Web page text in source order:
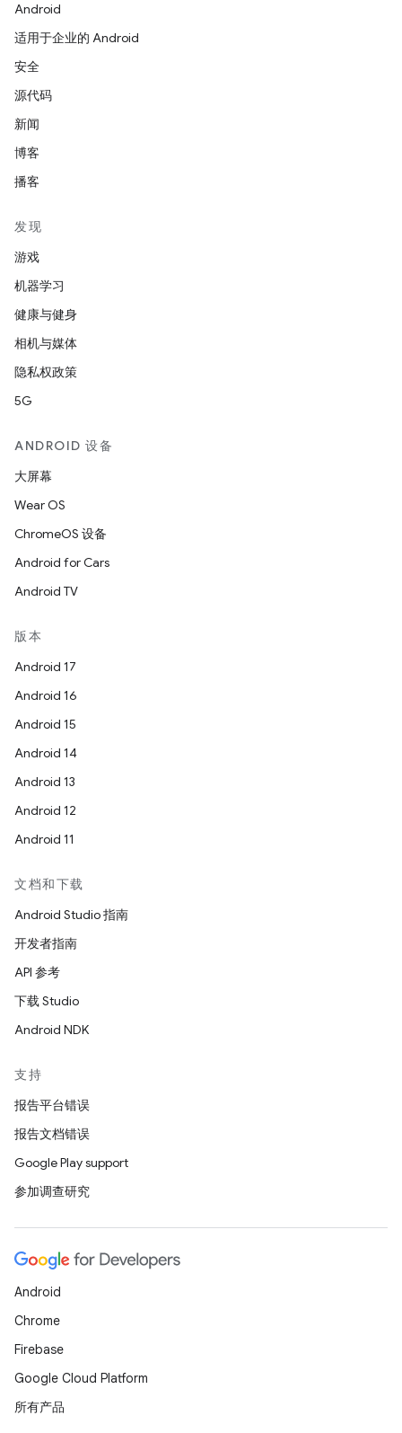
Android
适用于企业的 Android
安全
源代码
新闻
博客
播客
发现
游戏
机器学习
健康与健身
相机与媒体
隐私权政策
5G
ANDROID 设备
大屏幕
Wear OS
ChromeOS 设备
Android for Cars
Android TV
版本
Android 17
Android 16
Android 15
Android 14
Android 13
Android 12
Android 11
文档和下载
Android Studio 指南
开发者指南
API 参考
下载 Studio
Android NDK
支持
报告平台错误
报告文档错误
Google Play support
参加调查研究
Android
Chrome
Firebase
Google Cloud Platform
所有产品